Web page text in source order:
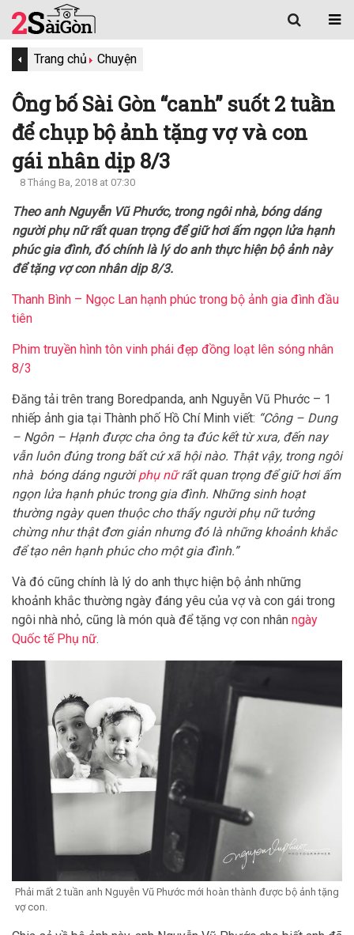
Trang chủ Chuyện
Ông bố Sài Gòn “canh” suốt 2 tuần
để chụp bộ ảnh tặng vợ và con
gái nhân dịp 8/3
8 Tháng Ba, 2018 at 07:30
Theo anh Nguyễn Vũ Phước, trong ngôi nhà, bóng dáng
người phụ nữ rất quan trọng để giữ hơi ấm ngọn lửa hạnh
phúc gia đình, đó chính là lý do anh thực hiện bộ ảnh này
để tặng vợ con nhân dịp 8/3.
Thanh Bình – Ngọc Lan hạnh phúc trong bộ ảnh gia đình đầu
tiên
Phim truyền hình tôn vinh phái đẹp đồng loạt lên sóng nhân
8/3
Đăng tải trên trang Boredpanda, anh Nguyễn Vũ Phước – 1
nhiếp ảnh gia tại Thành phố Hồ Chí Minh viết: “Công – Dung
– Ngôn – Hạnh được cha ông ta đúc kết từ xưa, đến nay
vẫn luôn đúng trong bất cứ xã hội nào. Thật vậy, trong ngôi
nhà bóng dáng ngườiphụ nữrất quan trọng để giữ hơi ấm
ngọn lửa hạnh phúc trong gia đình. Những sinh hoạt
thường ngày quen thuộc cho thấy người phụ nữ tưởng
chừng như thật đơn giản nhưng đó là những khoảnh khắc
để tạo nên hạnh phúc cho một gia đình.”
Và đó cũng chính là lý do anh thực hiện bộ ảnh những
khoảnh khắc thường ngày đáng yêu của vợ và con gái trong
ngôi nhà nhỏ, cũng là món quà để tặng vợ con nhân ngày
Quốc tế Phụ nữ.
Phải mất 2 tuần anh Nguyễn Vũ Phước mới hoàn thành được bộ ảnh tặng
vợ con.